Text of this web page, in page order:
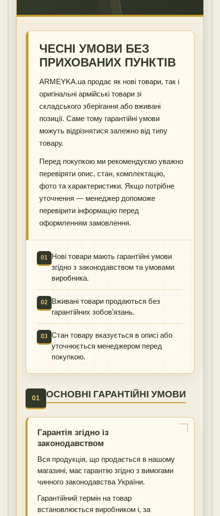
ЧЕСНІ УМОВИ БЕЗ
ПРИХОВАНИХ ПУНКТІВ
ARMEYKA.ua продає як нові товари, так і
оригінальні армійські товари зі
складського зберігання або вживані
позиції. Саме тому гарантійні умови
можуть відрізнятися залежно від типу
товару.
Перед покупкою ми рекомендуємо уважно
перевіряти опис, стан, комплектацію,
фото та характеристики. Якщо потрібне
уточнення — менеджер допоможе
перевірити інформацію перед
оформленням замовлення.
01
Нові товари мають гарантійні умови
згідно з законодавством та умовами
виробника.
02
Вживані товари продаються без
гарантійних зобов’язань.
03 Стан товару вказується в описі або
уточнюється менеджером перед
покупкою.
01 ОСНОВНІ ГАРАНТІЙНІ УМОВИ
Гарантія згідно із
законодавством
Вся продукція, що продається в нашому
магазині, має гарантію згідно з вимогами
чинного законодавства України.
Гарантійний термін на товар
встановлюється виробником і, за